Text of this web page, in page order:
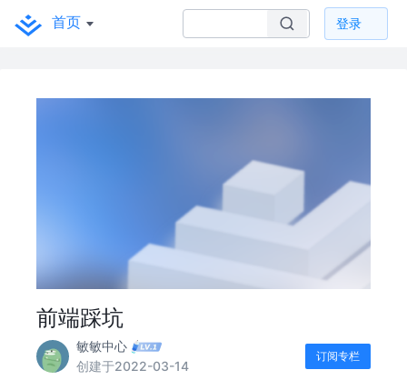
首页 登录
前端踩坑
敏敏中心
创建于2022-03-14
订阅专栏